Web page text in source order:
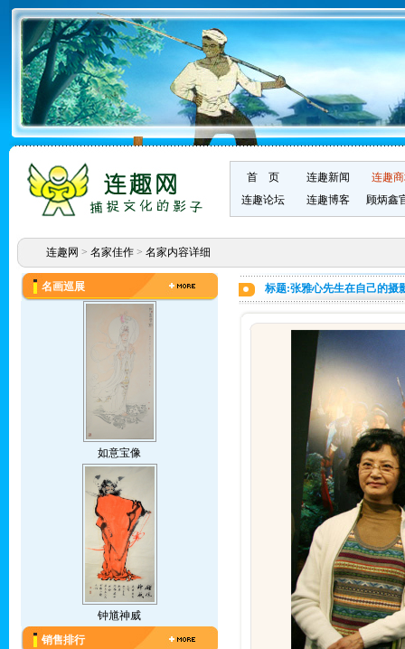
首 页 连趣新闻
连趣
连趣论坛
连趣博客 顾炳鑫
连趣网 > 名家佳作> 名家内容详细
名画巡展
如意宝像
钟馗神威
销售排行
标题:张雅心先生在自己的摄